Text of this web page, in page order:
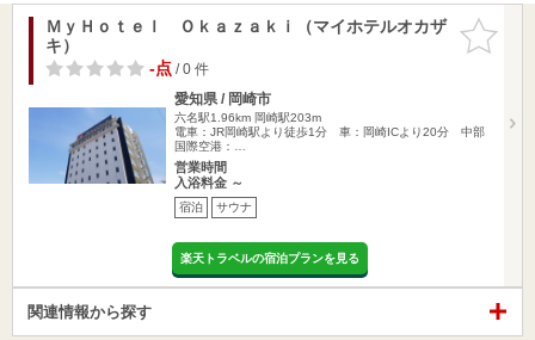
お気に入
りに追加
ＭｙＨｏｔｅｌ Ｏｋａｚａｋｉ（マイホテルオカザ
キ）
-点/ 0 件
愛知県 / 岡崎市
六名駅1.96km 岡崎駅203m
電車：JR岡崎駅より徒歩1分 車：岡崎ICより20分 中部
国際空港：…
営業時間
入浴料金 ～
宿泊 サウナ
楽天トラベルの宿泊プランを見る
関連情報から探す